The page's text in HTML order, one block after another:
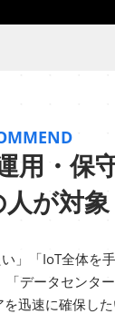
用・保
が対象
」「IoT全体を
データセンタ
を迅速に確保し